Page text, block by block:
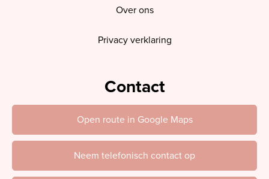
Over ons
Privacy verklaring
Contact
Open route in Google Maps
Neem telefonisch contact op